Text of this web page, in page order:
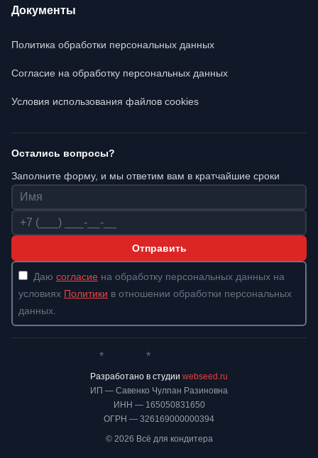
Документы
Политика обработки персональных данных
Согласие на обработку персональных данных
Условия использования файлов cookies
Остались вопросы?
Заполните форму, и мы ответим вам в кратчайшие сроки
Имя
Телефон
Отправить
Даю согласие на обработку персональных данных на
условиях Политики в отношении обработки персональных
данных.
ИП — Савенко Чулпан Разиновна
ИНН — 165050831650
ОГРН — 326169000000394
© 2026 Всё для кондитера
* *
Разработано в студии webseed.ru